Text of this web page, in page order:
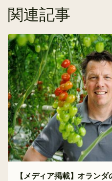
関連記事
【メディア掲載】オラン